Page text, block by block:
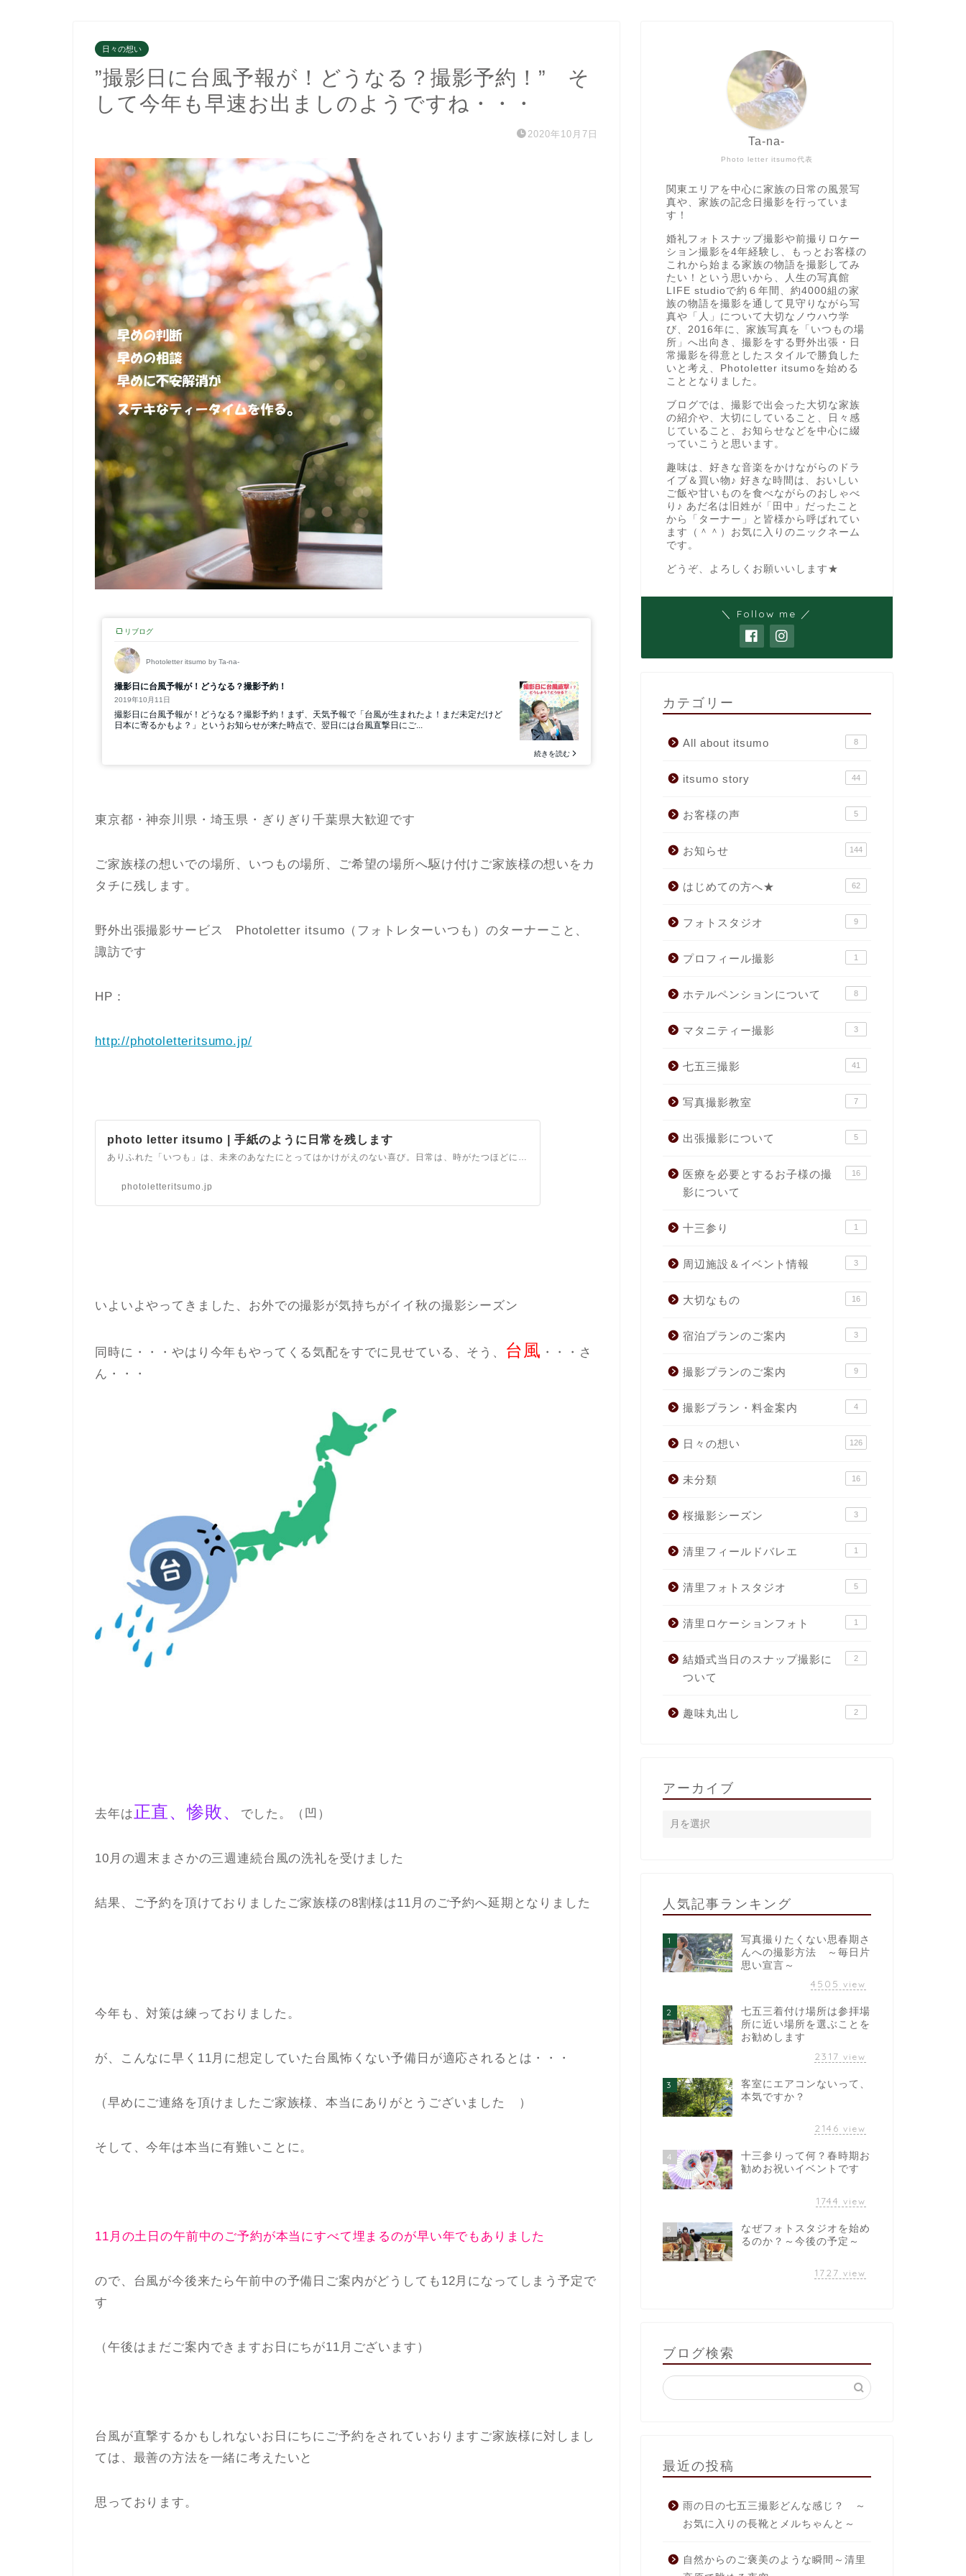
日々の想い
”撮影日に台風予報が！どうなる？撮影予約！” そ
して今年も早速お出ましのようですね・・・
2020年10月7日
東京都・神奈川県・埼玉県・ぎりぎり千葉県大歓迎です
ご家族様の想いでの場所、いつもの場所、ご希望の場所へ駆け付けご家族様の想いをカ
タチに残します。
野外出張撮影サービス Photoletter itsumo（フォトレターいつも）のターナーこと、
諏訪です
HP：
http://photoletteritsumo.jp/
photo letter itsumo | 手紙のように日常を残します
ありふれた「いつも」は、未来のあなたにとってはかけがえのない喜び。日常は、時がたつほどに大切になるもの。Photo letter itsumoは、手紙のように物語を写真に記します。自分から自分へ。自分から家族へ。大切な人へ。伝えたい想いを残しましょう。
photoletteritsumo.jp
いよいよやってきました、お外での撮影が気持ちがイイ秋の撮影シーズン
同時に・・・やはり今年もやってくる気配をすでに見せている、そう、 台風 ・・・さ
ん・・・
去年は 正直、惨敗、 でした。（凹）
10月の週末まさかの三週連続台風の洗礼を受けました
結果、ご予約を頂けておりましたご家族様の8割様は11月のご予約へ延期となりました
今年も、対策は練っておりました。
が、こんなに早く11月に想定していた台風怖くない予備日が適応されるとは・・・
（早めにご連絡を頂けましたご家族様、本当にありがとうございました ）
そして、今年は本当に有難いことに。
11月の土日の午前中のご予約が本当にすべて埋まるのが早い年でもありました
ので、台風が今後来たら午前中の予備日ご案内がどうしても12月になってしまう予定で
す
（午後はまだご案内できますお日にちが11月ございます）
台風が直撃するかもしれないお日にちにご予約をされていおりますご家族様に対しまし
ては、最善の方法を一緒に考えたいと
思っております。
Photo letter itsumo代表
Ta-na-
関東エリアを中心に家族の日常の風景写
真や、家族の記念日撮影を行っていま
す！
婚礼フォトスナップ撮影や前撮りロケー
ション撮影を4年経験し、もっとお客様の
これから始まる家族の物語を撮影してみ
たい！という思いから、人生の写真館
LIFE studioで約６年間、約4000組の家
族の物語を撮影を通して見守りながら写
真や「人」について大切なノウハウ学
び、2016年に、家族写真を「いつもの場
所」へ出向き、撮影をする野外出張・日
常撮影を得意としたスタイルで勝負した
いと考え、Photoletter itsumoを始める
こととなりました。
ブログでは、撮影で出会った大切な家族
の紹介や、大切にしていること、日々感
じていること、お知らせなどを中心に綴
っていこうと思います。
趣味は、好きな音楽をかけながらのドラ
イブ＆買い物♪ 好きな時間は、おいしい
ご飯や甘いものを食べながらのおしゃべ
り♪ あだ名は旧姓が「田中」だったこと
から「ターナー」と皆様から呼ばれてい
ます（＾＾）お気に入りのニックネーム
です。
どうぞ、よろしくお願いいします★
＼ Follow me ／
カテゴリー
All about itsumo 8
itsumo story 44
お客様の声 5
お知らせ 144
はじめての方へ★ 62
フォトスタジオ 9
プロフィール撮影 1
ホテルペンションについて 8
マタニティー撮影 3
七五三撮影 41
写真撮影教室 7
出張撮影について 5
医療を必要とするお子様の撮
影について
16
十三参り 1
周辺施設＆イベント情報 3
大切なもの 16
宿泊プランのご案内 3
撮影プランのご案内 9
撮影プラン・料金案内 4
日々の想い 126
未分類 16
桜撮影シーズン 3
清里フィールドバレエ 1
清里フォトスタジオ 5
清里ロケーションフォト 1
結婚式当日のスナップ撮影に
ついて
2
趣味丸出し 2
アーカイブ
人気記事ランキング
1
写真撮りたくない思春期さ
んへの撮影方法 ～毎日片
思い宣言～
4505 view
2
七五三着付け場所は参拝場
所に近い場所を選ぶことを
お勧めします
2317 view
3
客室にエアコンないって、
本気ですか？
2146 view
4
十三参りって何？春時期お
勧めお祝いイベントです
1744 view
5
なぜフォトスタジオを始め
るのか？～今後の予定～
1727 view
ブログ検索
最近の投稿
雨の日の七五三撮影どんな感じ？ ～
お気に入りの長靴とメルちゃんと～
自然からのご褒美のような瞬間～清里